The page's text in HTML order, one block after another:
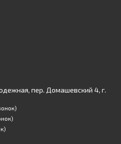
пер. Домашевский 4, г.